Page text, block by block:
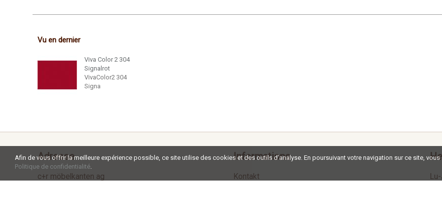
Vu en dernier
Viva Color 2 304
Signalrot
VivaColor2 304
Signa
Adresse
c+r möbelkanten ag
Informations
Kontakt
Afin de vous offrir la meilleure expérience possible, ce site utilise des cookies et des outils d'analyse. En poursuivant votre navigation sur ce site,
Politique de confidentialité.